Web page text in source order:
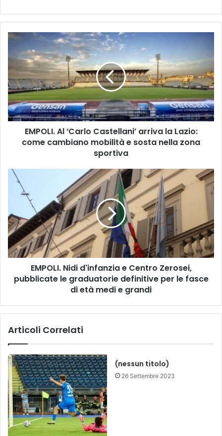
E
P
O
L
I
.
A
l
s
t
e
l
a
r
a
a
L
a
z
i
o
EMPOLI. Al ‘Carlo Castellani’ arriva la Lazio:
come cambiano mobilità e sosta nella zona
sportiva
L
I
.
N
i
f
z
a
e
C
e
n
EMPOLI. Nidi d'infanzia e Centro Zerosei,
pubblicate le graduatorie definitive per le fasce
di età medi e grandi
Articoli Correlati
(nessun titolo)
26 Settembre 2023